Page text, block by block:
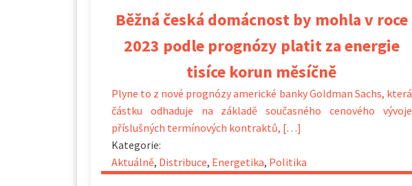
Běžná česká domácnost by mohla v roce
2023 podle prognózy platit za energie
tisíce korun měsíčně
Plyne to z nové prognózy americké banky Goldman Sachs, která
částku odhaduje na základě současného cenového vývoje
příslušných termínových kontraktů, […]
Kategorie:
Aktuálně, Distribuce, Energetika, Politika